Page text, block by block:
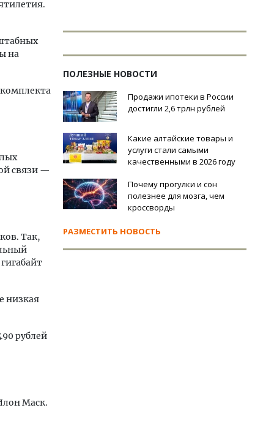
на
связи —
Так,
низкая
рублей
Маск.
ПОЛЕЗНЫЕ НОВОСТИ
Продажи ипотеки в России
достигли 2,6 трлн рублей
Какие алтайские товары и
услуги стали самыми
качественными в 2026 году
Почему прогулки и сон
полезнее для мозга, чем
кроссворды
РАЗМЕСТИТЬ НОВОСТЬ